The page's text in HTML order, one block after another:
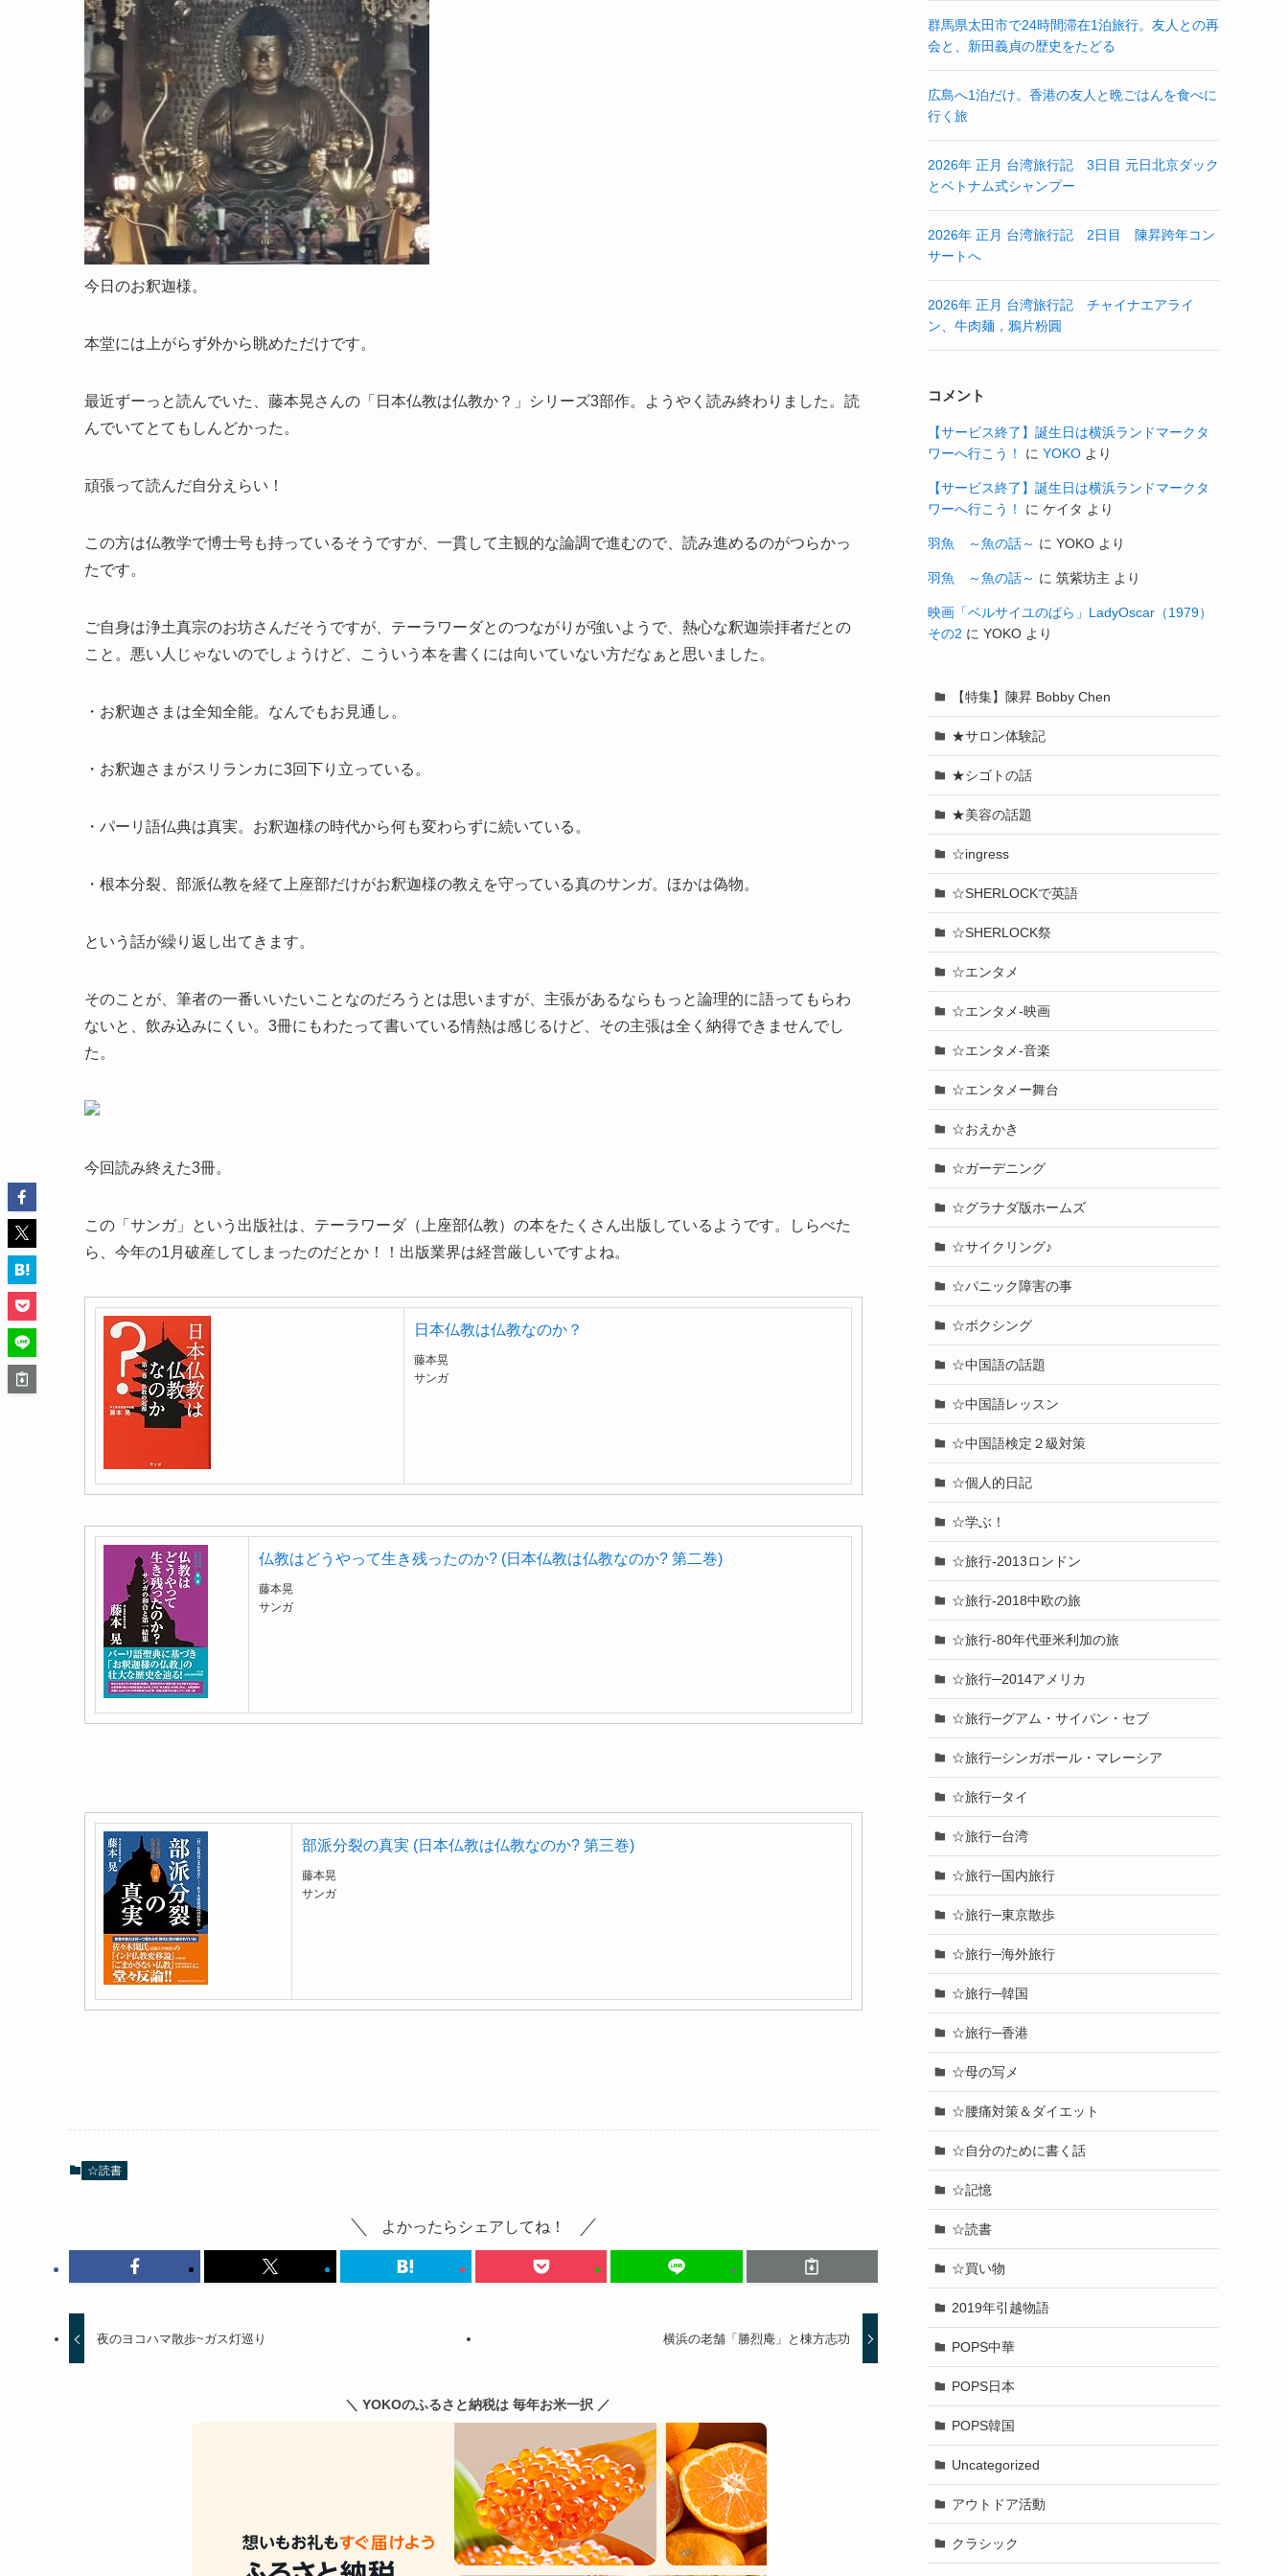
今日のお釈迦様。
本堂には上がらず外から眺めただけです。
最近ずーっと読んでいた、藤本晃さんの「日本仏教は仏教か？」シリーズ3部作。ようやく読み終わりました。読
んでいてとてもしんどかった。
頑張って読んだ自分えらい！
この方は仏教学で博士号も持っているそうですが、一貫して主観的な論調で進むので、読み進めるのがつらかっ
たです。
ご自身は浄土真宗のお坊さんだそうですが、テーラワーダとのつながりが強いようで、熱心な釈迦崇拝者だとの
こと。悪い人じゃないのでしょうけど、こういう本を書くには向いていない方だなぁと思いました。
・お釈迦さまは全知全能。なんでもお見通し。
・お釈迦さまがスリランカに3回下り立っている。
・パーリ語仏典は真実。お釈迦様の時代から何も変わらずに続いている。
・根本分裂、部派仏教を経て上座部だけがお釈迦様の教えを守っている真のサンガ。ほかは偽物。
という話が繰り返し出てきます。
そのことが、筆者の一番いいたいことなのだろうとは思いますが、主張があるならもっと論理的に語ってもらわ
ないと、飲み込みにくい。3冊にもわたって書いている情熱は感じるけど、その主張は全く納得できませんでし
た。
今回読み終えた3冊。
この「サンガ」という出版社は、テーラワーダ（上座部仏教）の本をたくさん出版しているようです。しらべた
ら、今年の1月破産してしまったのだとか！！出版業界は経営厳しいですよね。
日本仏教は仏教なのか？
藤本晃
サンガ
仏教はどうやって生き残ったのか? (日本仏教は仏教なのか? 第二巻)
藤本晃
サンガ
部派分裂の真実 (日本仏教は仏教なのか? 第三巻)
藤本晃
サンガ
☆読書
よかったらシェアしてね！
夜のヨコハマ散歩~ガス灯巡り 横浜の老舗「勝烈庵」と棟方志功
＼ YOKOのふるさと納税は 毎年お米一択 ／
群馬県太田市で24時間滞在1泊旅行。友人との再
会と、新田義貞の歴史をたどる
広島へ1泊だけ。香港の友人と晩ごはんを食べに
行く旅
2026年 正月 台湾旅行記 3日目 元日北京ダック
とベトナム式シャンプー
2026年 正月 台湾旅行記 2日目 陳昇跨年コン
サートへ
2026年 正月 台湾旅行記 チャイナエアライ
ン、牛肉麺，鴉片粉圓
コメント
【サービス終了】誕生日は横浜ランドマークタ
ワーへ行こう！
に YOKO より
【サービス終了】誕生日は横浜ランドマークタ
ワーへ行こう！
に ケイタ より
羽魚 ～魚の話～ に YOKO より
羽魚 ～魚の話～ に 筑紫坊主 より
映画「ベルサイユのばら」LadyOscar（1979）
その2 に YOKO より
【特集】陳昇 Bobby Chen
★サロン体験記
★シゴトの話
★美容の話題
☆ingress
☆SHERLOCKで英語
☆SHERLOCK祭
☆エンタメ
☆エンタメ-映画
☆エンタメ-音楽
☆エンタメー舞台
☆おえかき
☆ガーデニング
☆グラナダ版ホームズ
☆サイクリング♪
☆パニック障害の事
☆ボクシング
☆中国語の話題
☆中国語レッスン
☆中国語検定２級対策
☆個人的日記
☆学ぶ！
☆旅行-2013ロンドン
☆旅行-2018中欧の旅
☆旅行-80年代亜米利加の旅
☆旅行─2014アメリカ
☆旅行─グアム・サイパン・セブ
☆旅行─シンガポール・マレーシア
☆旅行─タイ
☆旅行─台湾
☆旅行─国内旅行
☆旅行─東京散歩
☆旅行─海外旅行
☆旅行─韓国
☆旅行─香港
☆母の写メ
☆腰痛対策＆ダイエット
☆自分のために書く話
☆記憶
☆読書
☆買い物
2019年引越物語
POPS中華
POPS日本
POPS韓国
Uncategorized
アウトドア活動
クラシック